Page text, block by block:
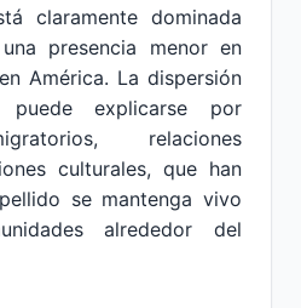
claramente dominada
presencia menor en
América. La dispersión
explicarse por
relaciones
culturales, que han
se mantenga vivo
alrededor del